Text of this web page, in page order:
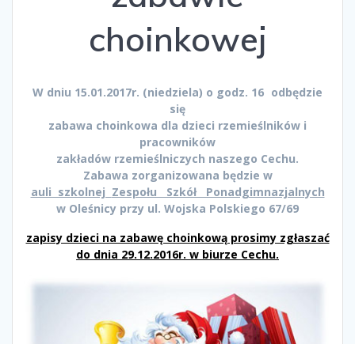
choinkowej
W dniu 15.01.2017r. (niedziela) o godz. 16 odbędzie
się
zabawa choinkowa dla dzieci rzemieślników i
pracowników
zakładów rzemieślniczych naszego Cechu.
Zabawa zorganizowana będzie w
auli szkolnej Zespołu Szkół Ponadgimnazjalnych
w Oleśnicy przy ul. Wojska Polskiego 67/69
zapisy dzieci na zabawę choinkową prosimy zgłaszać
do dnia 29.12.2016r. w biurze Cechu.